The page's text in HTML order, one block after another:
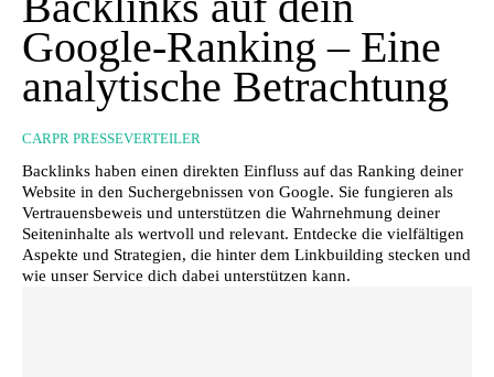
Google-Ranking – Eine
analytische Betrachtung
CARPR PRESSEVERTEILER
Backlinks haben einen direkten Einfluss auf das Ranking deiner
Website in den Suchergebnissen von Google. Sie fungieren als
Vertrauensbeweis und unterstützen die Wahrnehmung deiner
Seiteninhalte als wertvoll und relevant. Entdecke die vielfältigen
Aspekte und Strategien, die hinter dem Linkbuilding stecken und
wie unser Service dich dabei unterstützen kann.